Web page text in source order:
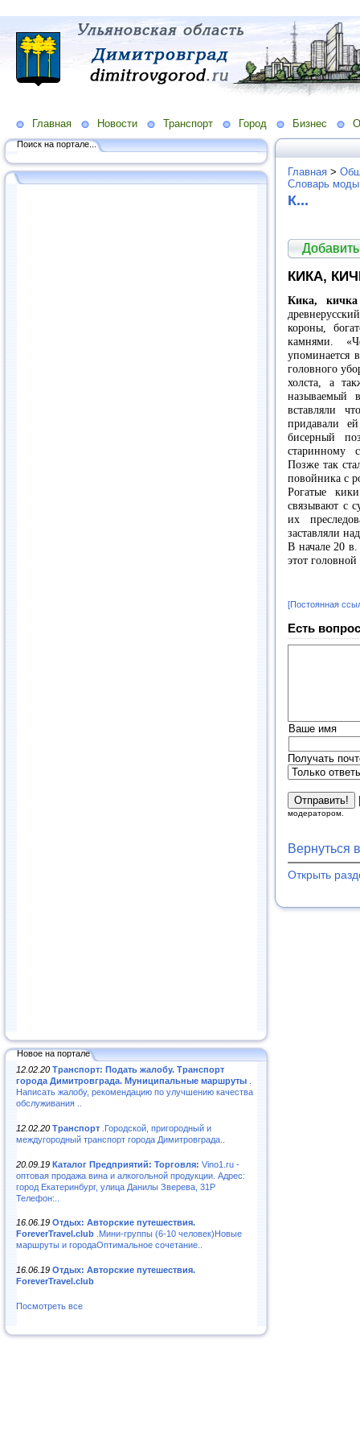
Главная Новости Транспорт Город Бизнес
Поиск на портале...
Новое на портале
12.02.20 Транспорт: Подать жалобу. Транспорт
города Димитровграда. Муниципальные маршруты
Написать жалобу, рекомендацию по улучшению качества
обслуживания ..
12.02.20 Транспорт .Городской, пригородный и
междугородный транспорт города Димитровграда..
20.09.19 Каталог Предприятий: Торговля: Vino1.ru -
оптовая продажа вина и алкогольной продукции. Адрес:
город Екатеринбург, улица Данилы Зверева, 31Р
Телефон:..
16.06.19 Отдых: Авторские путешествия.
ForeverTravel.club .Мини-группы (6-10 человек)Новые
маршруты и городаОптимальное сочетание..
16.06.19 Отдых: Авторские путешествия.
ForeverTravel.club
Посмотреть все
Главная >
Словарь
К...
КИКА,
Кика, кичка
короны,
камнями.
упоминается
головного
холста, а
называемый
вставляли
придавали
бисерный
старинному
Позже так
повойника с
Рогатые
связывают с
их
заставляли
В начале 20
этот
[Постоянная
Есть
Ваше имя
Получать
модератором.
Вернуться
Открыть